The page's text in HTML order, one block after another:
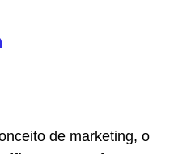
de marketing, o